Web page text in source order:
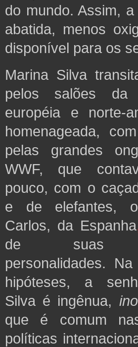
do mundo. Assim,
abatida, menos
disponível para os
Marina Silva
pelos salões da
européia e norte-
homenageada,
pelas grandes
WWF, que
pouco, com o
e de elefantes,
Carlos, da Espanha
de suas
personalidades.
hipóteses, a
Silva é ingênua,
que é comum
políticas